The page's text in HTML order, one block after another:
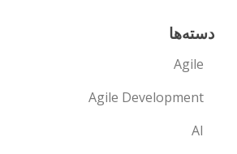
دسته‌ها
Agile
Agile Development
AI